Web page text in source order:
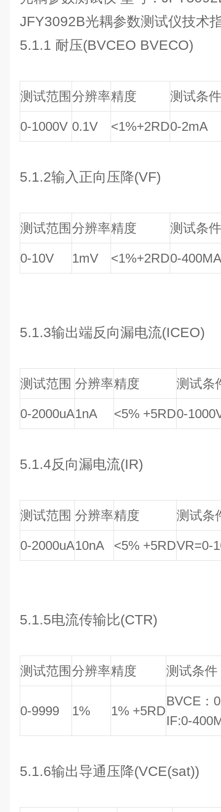
JFY3092B光耦参数测试仪技术
5.1.1 耐压(BVCEO BVECO)
测试范围分辨率精度 测试条件
0-1000V 0.1V <1%+2RD0-2mA
5.1.2输入正向压降(VF)
测试范围分辨率精度 测试条件
0-10V 1mV <1%+2RD0-400MA
5.1.3输出端反向漏电流(ICEO)
测试范围 分辨率精度 测试条
0-2000uA1nA <5% +5RD0-
5.1.4反向漏电流(IR)
测试范围 分辨率精度 测试条
0-2000uA10nA <5% +5RDVR=0-
5.1.5电流传输比(CTR)
测试范围分辨率精度 测试条件
0-9999 1% 1% +5RD
BVCE：
IF:0-
5.1.6输出导通压降(VCE(sat))